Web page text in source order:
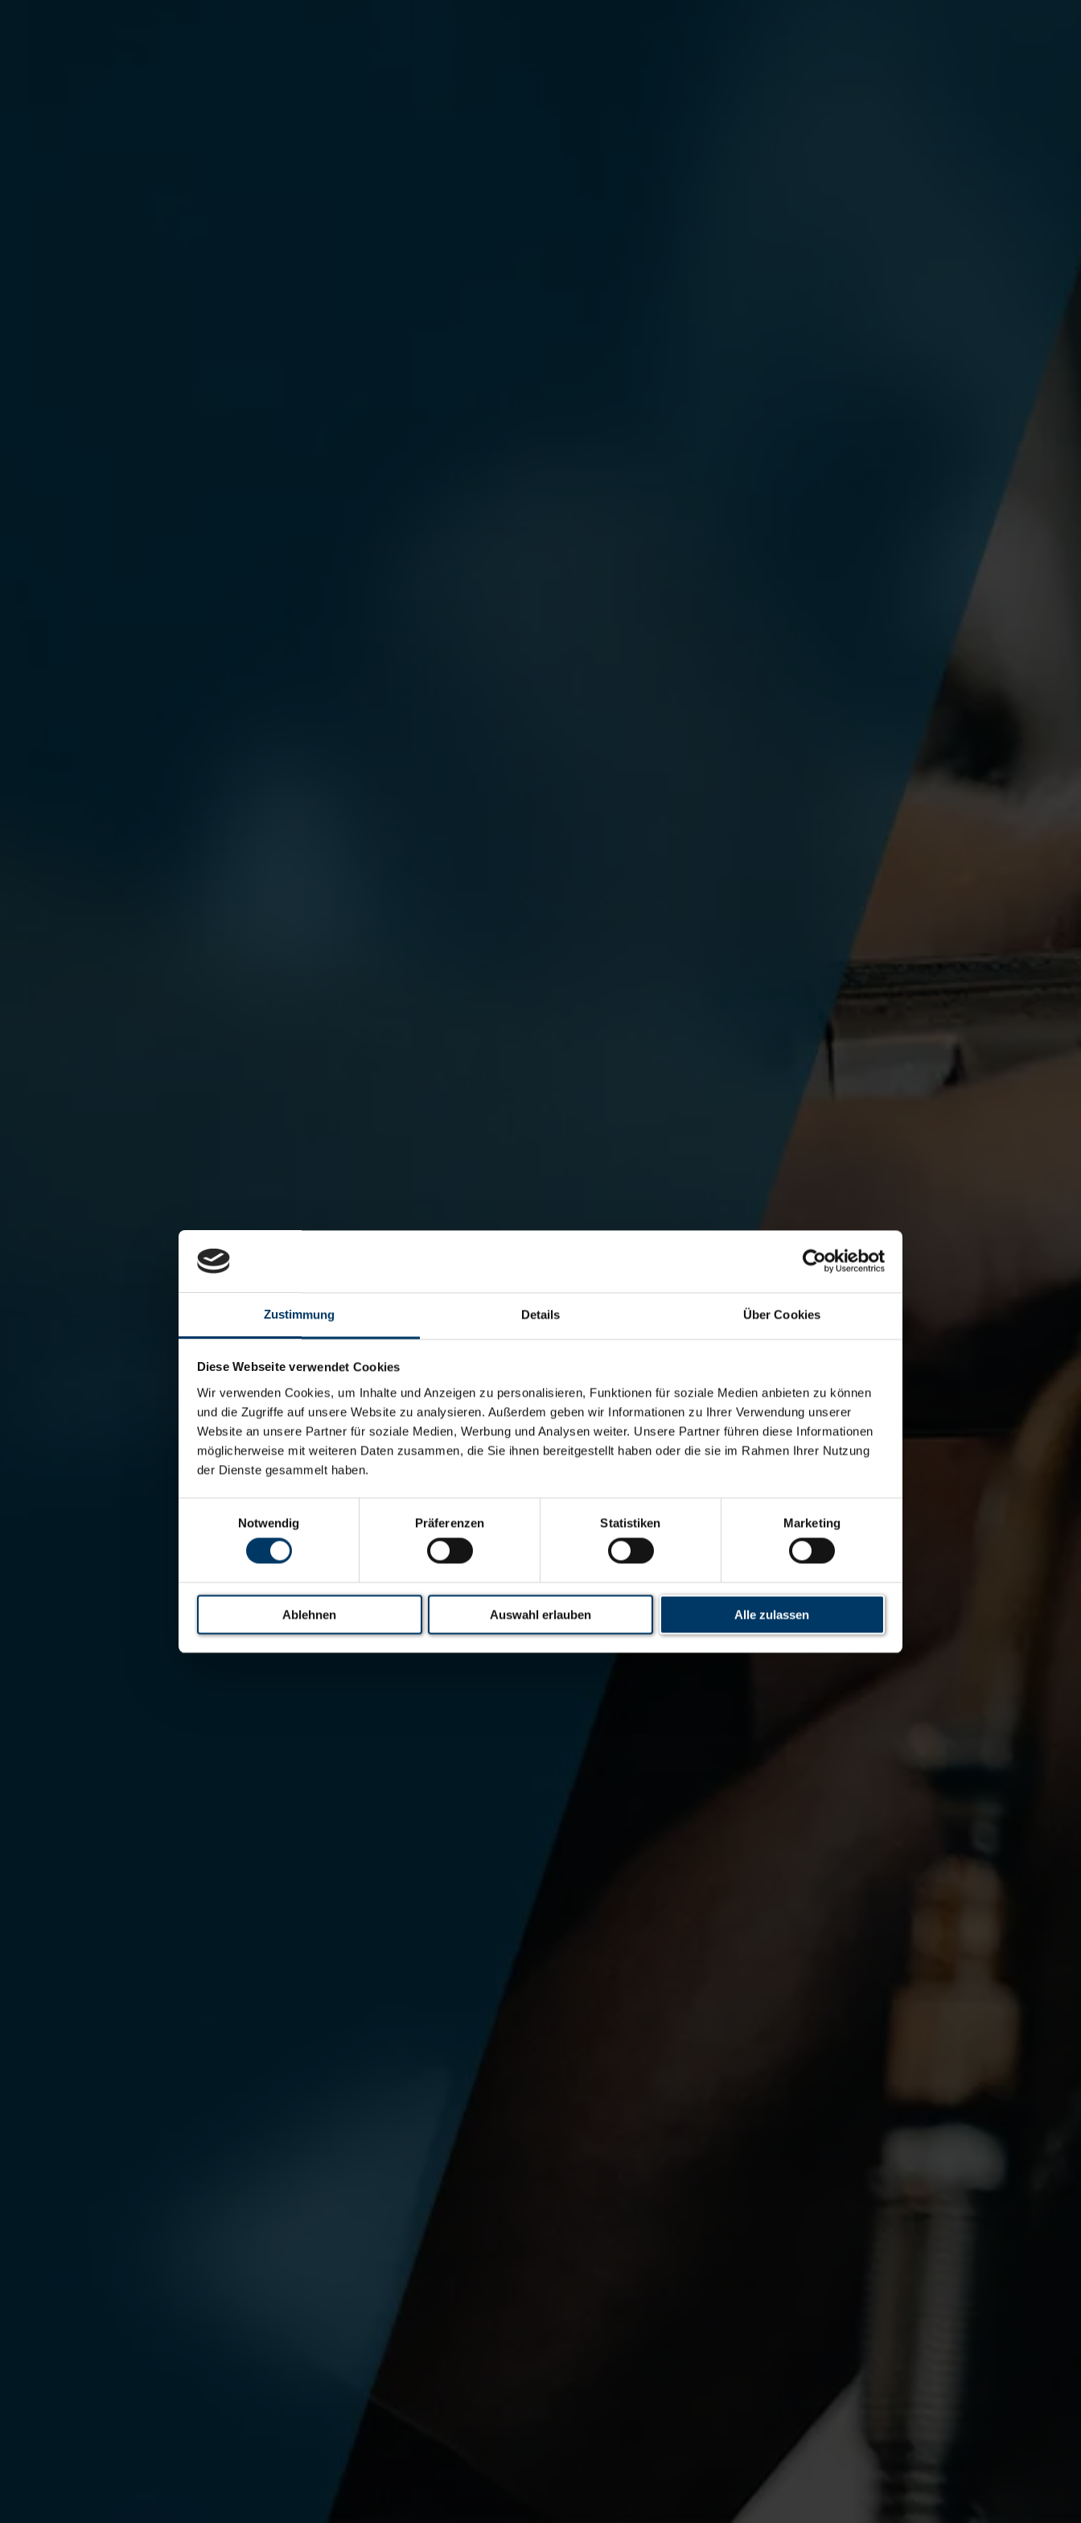
Zustimmung Details Über Cookies
Diese Webseite verwendet Cookies
Wir verwenden Cookies, um Inhalte und Anzeigen zu personalisieren, Funktionen für soziale Medien anbieten zu können
und die Zugriffe auf unsere Website zu analysieren. Außerdem geben wir Informationen zu Ihrer Verwendung unserer
Website an unsere Partner für soziale Medien, Werbung und Analysen weiter. Unsere Partner führen diese Informationen
möglicherweise mit weiteren Daten zusammen, die Sie ihnen bereitgestellt haben oder die sie im Rahmen Ihrer Nutzung
der Dienste gesammelt haben.
Notwendig
Präferenzen Statistiken Marketing
Ablehnen Auswahl erlauben Alle zulassen